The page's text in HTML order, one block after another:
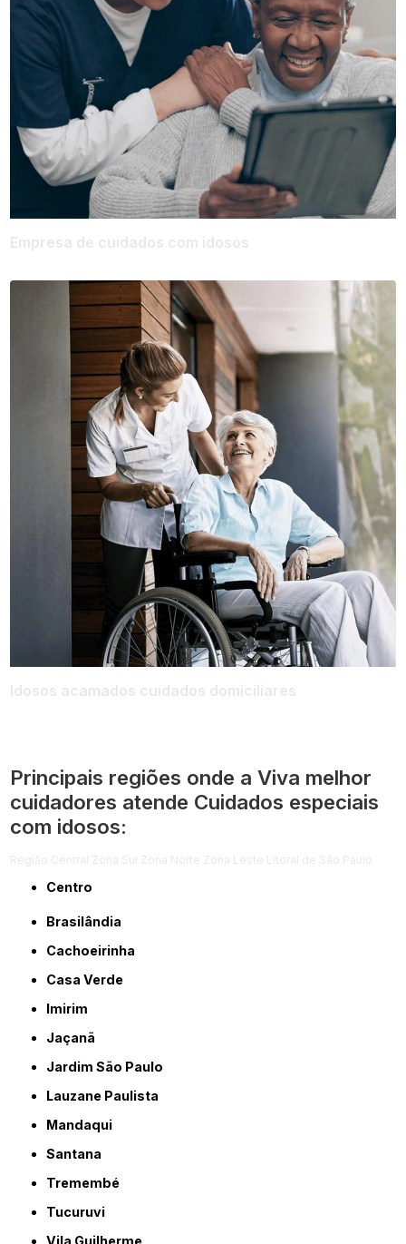
Principais regiões onde a Viva melhor
cuidadores atende Cuidados especiais
com idosos:
Centro
Brasilândia
Cachoeirinha
Casa Verde
Imirim
Jaçanã
Jardim São Paulo
Lauzane Paulista
Mandaqui
Santana
Tremembé
Tucuruvi
Vila Guilherme